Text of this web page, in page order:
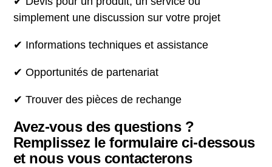
simplement une discussion sur votre projet
✔ Informations techniques et assistance
✔ Opportunités de partenariat
✔ Trouver des pièces de rechange
Avez-vous des questions ?
Remplissez le formulaire ci-dessous
et nous vous contacterons